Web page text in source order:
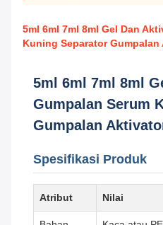
5ml 6ml 7ml 8ml Gel Dan
Kuning Separator
5ml 6ml 7ml 8ml
Gumpalan Serum
Gumpalan
Spesifikasi Produk
Atribut Nilai